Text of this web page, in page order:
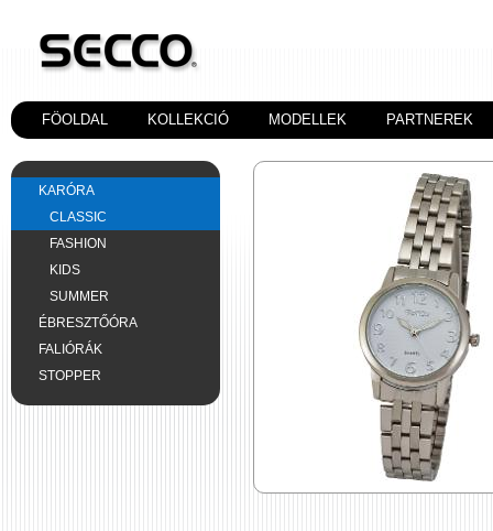
FÖOLDAL KOLLEKCIÓ MODELLEK PARTNEREK
KARÓRA
CLASSIC
FASHION
KIDS
SUMMER
ÉBRESZTŐÓRA
FALIÓRÁK
STOPPER